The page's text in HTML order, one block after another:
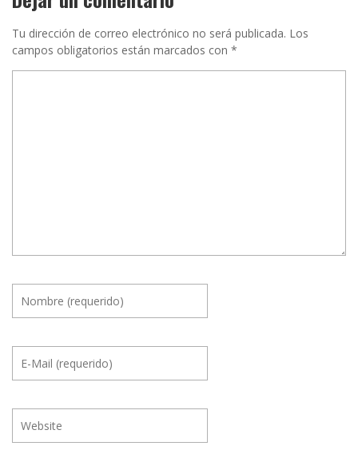
Tu dirección de correo electrónico no será publicada. Los
campos obligatorios están marcados con *